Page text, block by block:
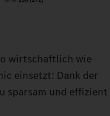
wirtschaftlich wie
einsetzt: Dank der
sparsam und effizient